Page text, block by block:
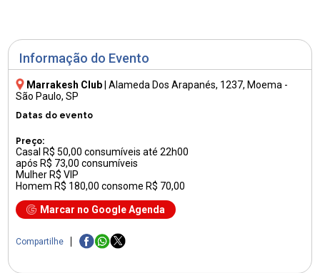
Informação do Evento
Marrakesh Club |Alameda Dos Arapanés, 1237, Moema -
São Paulo, SP
Datas do evento
Preço:
Casal R$ 50,00 consumíveis até 22h00
após R$ 73,00 consumíveis
Mulher R$ VIP
Homem R$ 180,00 consome R$ 70,00
Marcar no Google Agenda
Compartilhe